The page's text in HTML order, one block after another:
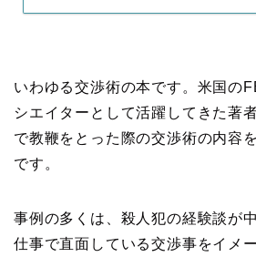
いわゆる交渉術の本です。米国の
シエイターとして活躍してきた著
で教鞭をとった際の交渉術の内容
です。
事例の多くは、殺人犯の経験談が
仕事で直面している交渉事をイメ